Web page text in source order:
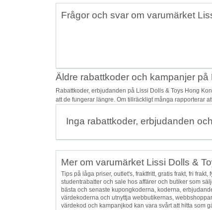
Frågor och svar om varumärket
Äldre rabattkoder och kampanjer
Rabattkoder, erbjudanden på Lissi Dolls & Toys Hong
att de fungerar längre. Om tillräckligt många rapporterar
Inga rabattkoder, erbjudanden
Mer om varumärket Lissi Dolls &
Tips på låga priser, outlet's, fraktfritt, gratis frakt, fri
studentrabatter och sale hos affärer och butiker som
bästa och senaste kupongkoderna, koderna,
värdekoderna och utnyttja webbutikernas,
värdekod och kampanjkod kan vara svårt att hitta som